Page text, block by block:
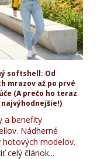
softshell: Od
mrazov až po prvé
(A prečo ho teraz
a benefity
Nádherné
hotových modelov.
celý článok...